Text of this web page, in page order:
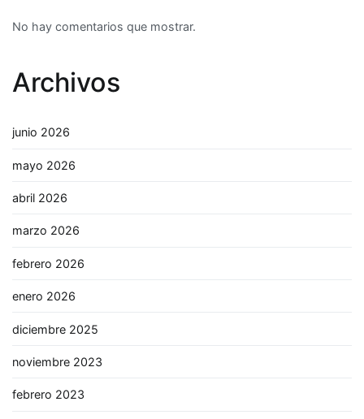
No hay comentarios que mostrar.
Archivos
junio 2026
mayo 2026
abril 2026
marzo 2026
febrero 2026
enero 2026
diciembre 2025
noviembre 2023
febrero 2023